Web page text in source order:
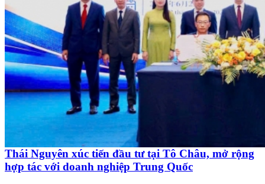
Thái Nguyên xúc tiến đầu tư tại Tô Châu, mở rộng
hợp tác với doanh nghiệp Trung Quốc